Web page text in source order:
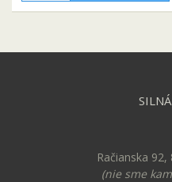
Račianska
(nie sme